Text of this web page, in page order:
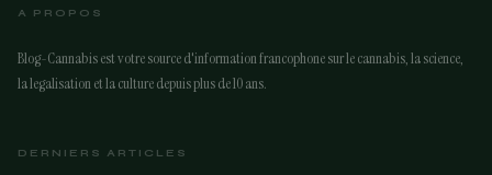
A PROPOS
Blog-Cannabis est votre source d'information francophone sur le cannabis, la science,
la legalisation et la culture depuis plus de 10 ans.
DERNIERS ARTICLES